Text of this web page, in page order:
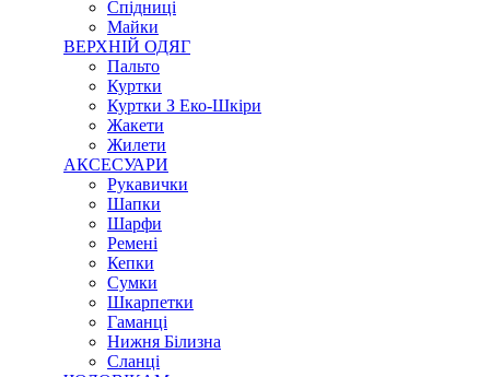
Спідниці
Майки
ВЕРХНІЙ ОДЯГ
Пальто
Куртки
Куртки З Еко-Шкіри
Жакети
Жилети
АКСЕСУАРИ
Рукавички
Шапки
Шарфи
Ремені
Кепки
Сумки
Шкарпетки
Гаманці
Нижня Білизна
Сланці